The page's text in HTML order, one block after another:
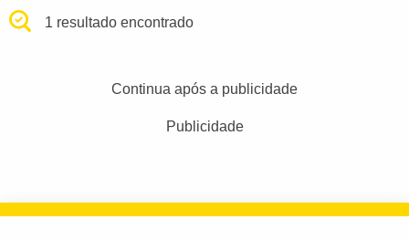
1 resultado encontrado
Continua após a publicidade
Publicidade